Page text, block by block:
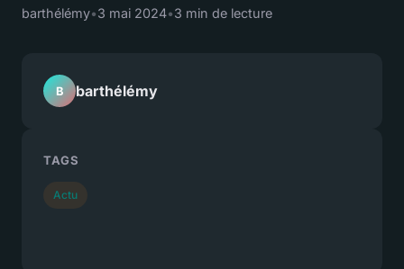
barthélémy•3 mai 2024•3 min de lecture
B barthélémy
TAGS
Actu